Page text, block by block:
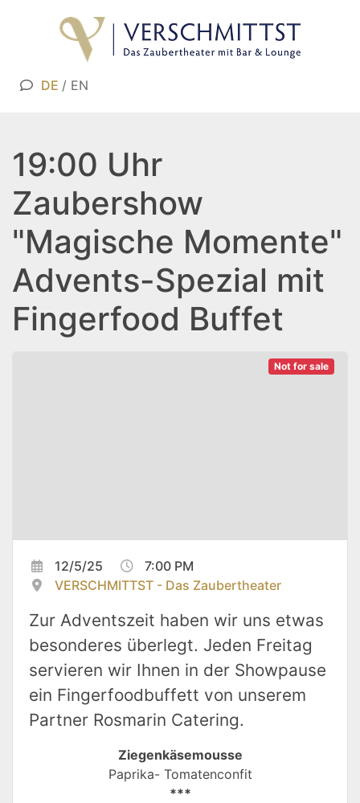
DE / EN
19:00 Uhr
Zaubershow
"Magische Momente"
Advents-Spezial mit
Fingerfood Buffet
Not for sale
12/5/25
7:00 PM
VERSCHMITTST - Das Zaubertheater
Zur Adventszeit haben wir uns etwas
besonderes überlegt. Jeden Freitag
servieren wir Ihnen in der Showpause
ein Fingerfoodbuffett von unserem
Partner Rosmarin Catering.
Ziegenkäsemousse
Paprika- Tomatenconfit
***